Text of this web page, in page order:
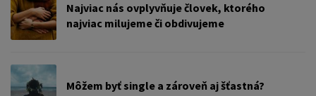
Najviac nás ovplyvňuje človek, ktorého
najviac milujeme či obdivujeme
Môžem byť single a zároveň aj šťastná?